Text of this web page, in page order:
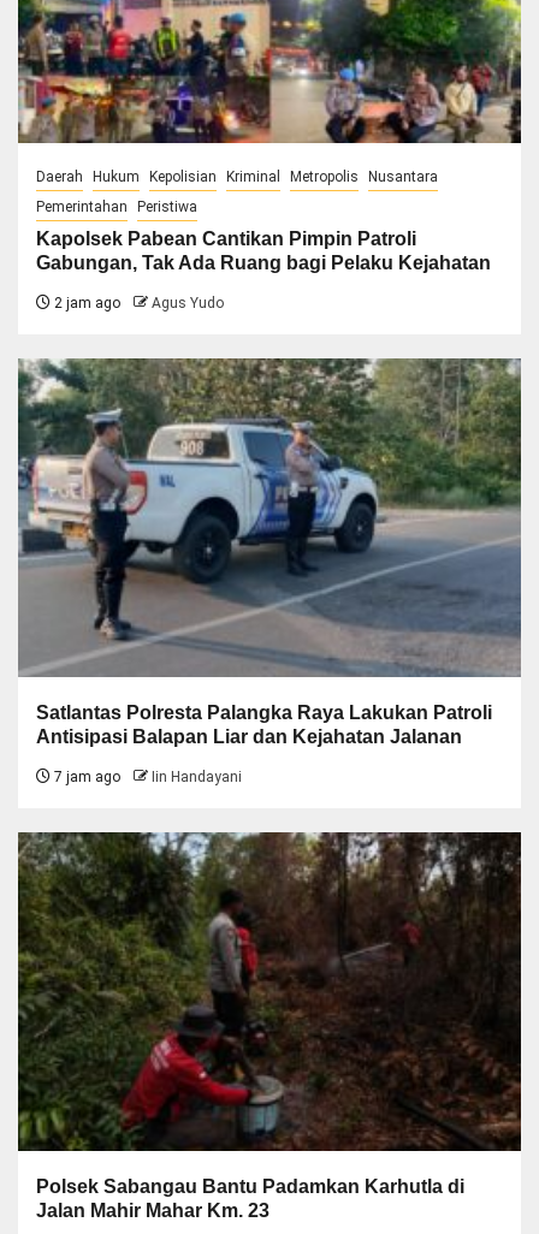
Daerah Hukum Kepolisian Kriminal Metropolis
Nusantara
Pemerintahan
Peristiwa
Kapolsek Pabean Cantikan Pimpin Patroli
Gabungan, Tak Ada Ruang bagi Pelaku Kejahatan
2 jam ago Agus Yudo
Satlantas Polresta Palangka Raya Lakukan Patroli
Antisipasi Balapan Liar dan Kejahatan Jalanan
7 jam ago Iin Handayani
Polsek Sabangau Bantu Padamkan Karhutla di
Jalan Mahir Mahar Km. 23